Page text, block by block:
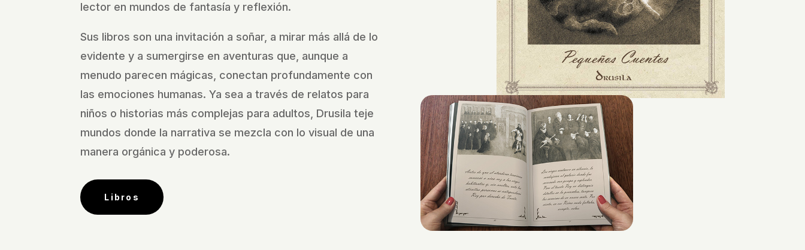
lector en mundos de fantasía y reflexión.
Sus libros son una invitación a soñar, a mirar más allá de lo
evidente y a sumergirse en aventuras que, aunque a
menudo parecen mágicas, conectan profundamente con
las emociones humanas. Ya sea a través de relatos para
niños o historias más complejas para adultos, Drusila teje
mundos donde la narrativa se mezcla con lo visual de una
manera orgánica y poderosa.
Libros